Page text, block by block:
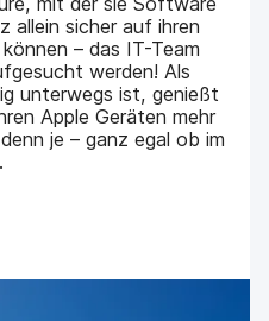
allein sicher auf ihren
– das IT-Team
werden! Als
unterwegs ist, genießt
Apple Geräten mehr
je – ganz egal ob im